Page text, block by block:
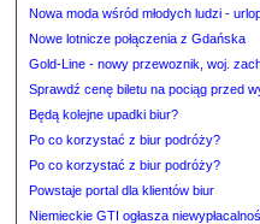
Nowa moda wśród młodych ludzi -
Nowe lotnicze połączenia z Gdańska
Gold-Line - nowy przewoznik, woj.
Sprawdź cenę biletu na pociąg przed
Będą kolejne upadki biur?
Po co korzystać z biur podróży?
Po co korzystać z biur podróży?
Powstaje portal dla klientów biur
Niemieckie GTI ogłasza